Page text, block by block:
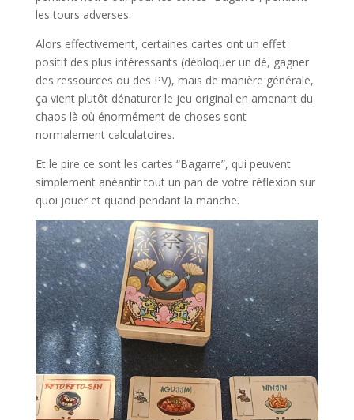
les tours adverses.
Alors effectivement, certaines cartes ont un effet
positif des plus intéressants (débloquer un dé, gagner
des ressources ou des PV), mais de manière générale,
ça vient plutôt dénaturer le jeu original en amenant du
chaos là où énormément de choses sont
normalement calculatoires.
Et le pire ce sont les cartes “Bagarre”, qui peuvent
simplement anéantir tout un pan de votre réflexion sur
quoi jouer et quand pendant la manche.